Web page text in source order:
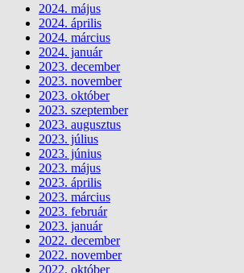
2024. május
2024. április
2024. március
2024. január
2023. december
2023. november
2023. október
2023. szeptember
2023. augusztus
2023. július
2023. június
2023. május
2023. április
2023. március
2023. február
2023. január
2022. december
2022. november
2022. október